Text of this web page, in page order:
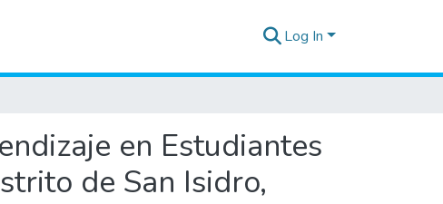
Log In
en Estudiantes
de San Isidro,